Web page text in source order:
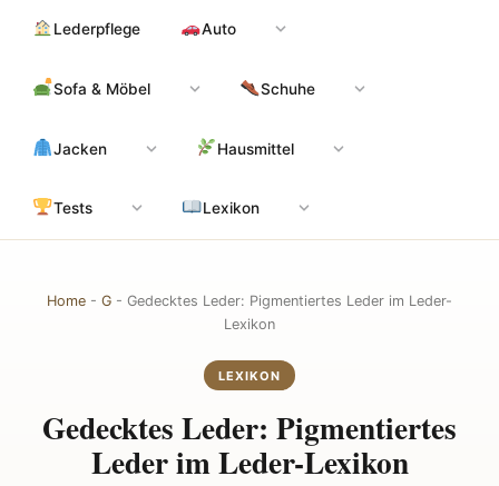
Inhalt
Lederpflege Auto
Sofa & Möbel Schuhe
Jacken Hausmittel
Tests Lexikon
Home - G - Gedecktes Leder: Pigmentiertes Leder im Leder-
Lexikon
LEXIKON
Gedecktes Leder: Pigmentiertes
Leder im Leder-Lexikon